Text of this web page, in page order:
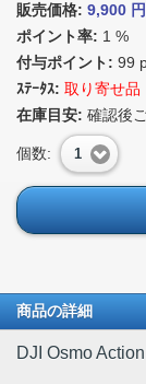
販売価格: 9,900 円
ポイント率: 1 %
付与ポイント: 99
ｽﾃｰﾀｽ: 取り寄せ品
在庫目安: 確認後
個数: 1
商品の詳細
DJI Osmo